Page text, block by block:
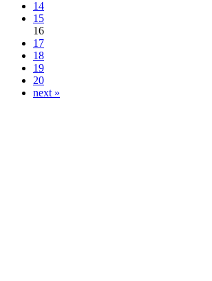
14
15
16
17
18
19
20
next »